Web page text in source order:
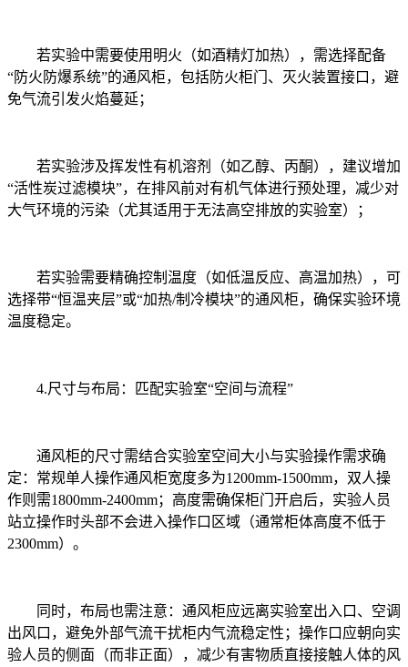
若实验中需要使用明火（如酒精灯加热），需选择配备
“防火防爆系统”的通风柜，包括防火柜门、灭火装置接口，避
免气流引发火焰蔓延；
若实验涉及挥发性有机溶剂（如乙醇、丙酮），建议增加
“活性炭过滤模块”，在排风前对有机气体进行预处理，减少对
大气环境的污染（尤其适用于无法高空排放的实验室）；
若实验需要精确控制温度（如低温反应、高温加热），可
选择带“恒温夹层”或“加热/制冷模块”的通风柜，确保实验环境
温度稳定。
4.尺寸与布局：匹配实验室“空间与流程”
通风柜的尺寸需结合实验室空间大小与实验操作需求确
定：常规单人操作通风柜宽度多为1200mm-1500mm，双人操
作则需1800mm-2400mm；高度需确保柜门开启后，实验人员
站立操作时头部不会进入操作口区域（通常柜体高度不低于
2300mm）。
同时，布局也需注意：通风柜应远离实验室出入口、空调
出风口，避免外部气流干扰柜内气流稳定性；操作口应朝向实
验人员的侧面（而非正面），减少有害物质直接接触人体的风